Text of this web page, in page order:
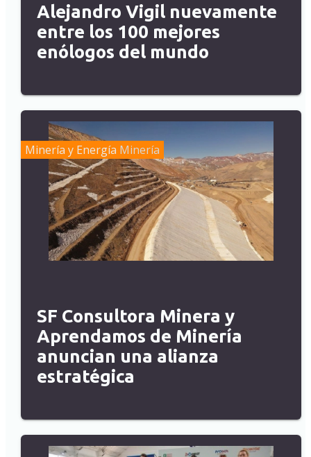
Alejandro Vigil nuevamente
entre los 100 mejores
enólogos del mundo
Minería y Energía Minería
SF Consultora Minera y
Aprendamos de Minería
anuncian una alianza
estratégica